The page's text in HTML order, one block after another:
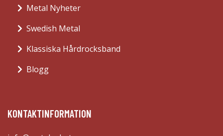
Metal Nyheter
Swedish Metal
Klassiska Hårdrocksband
Blogg
KONTAKTINFORMATION